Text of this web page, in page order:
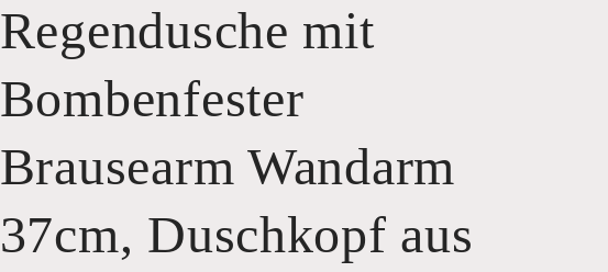
Regendusche mit
Bombenfester
Brausearm Wandarm
37cm, Duschkopf aus